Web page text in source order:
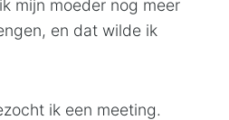
mijn moeder nog meer
en dat wilde ik
ik een meeting.